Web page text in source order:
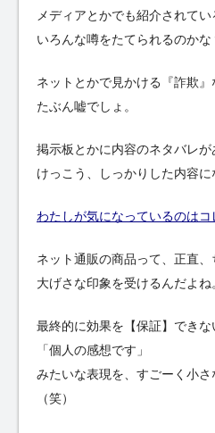
メディアとかでも紹介されてい
いろんな噂をたてられるのかな
ネットとかで見かける『詐欺』
たぶん嘘でしょ。
掲示板とかに内容のネタバレが
けっこう、しっかりした内容に
わたしが気になっているのはコ
ネット通販の商品って、正直、
大げさな印象を受けるんだよね
最終的に効果を【保証】できな
「個人の感想です」
みたいな表現を、すごーく小
（笑）